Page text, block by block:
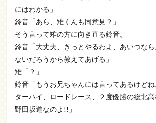
にはわかる」
鈴音「あら、雉くんも同意見？」
そう言って雉の方に向き直る鈴音。
鈴音「大丈夫、きっとやるわよ、あいつな
ないだろうから教えてあげる」
雉「？」
鈴音「もうお兄ちゃんには言ってあるけど
ターハイ、ロードレース、２度優勝の総北
野田坂道なのよ!!」